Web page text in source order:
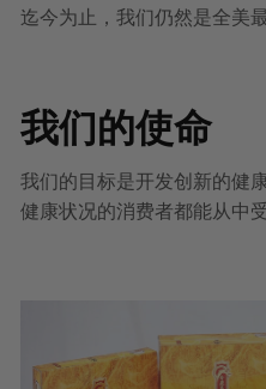
迄今为止，我们仍然是全美
我们的使命
我们的目标是开发创新的健
健康状况的消费者都能从中受